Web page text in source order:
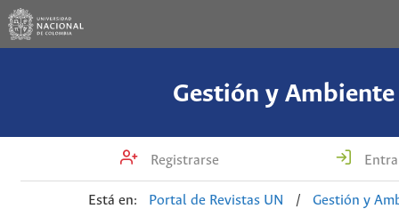
Gestión y Ambiente
Registrarse
Está en: Portal de Revistas UN /
Gestión y